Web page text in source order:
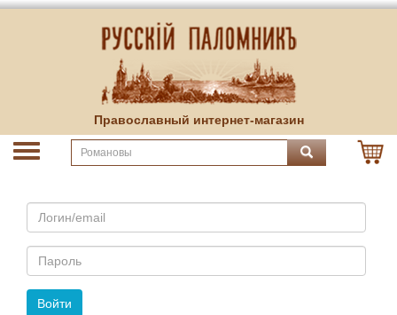
Православный интернет-магазин
Email
Пароль
Войти